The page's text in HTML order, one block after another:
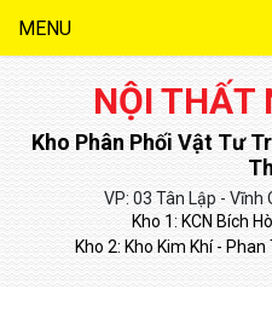
MENU
NỘI THẤT
Kho Phân Phối Vật Tư
VP: 03 Tân Lập - Vĩnh
Kho 1: KCN Bích
Kho 2: Kho Kim Khí -